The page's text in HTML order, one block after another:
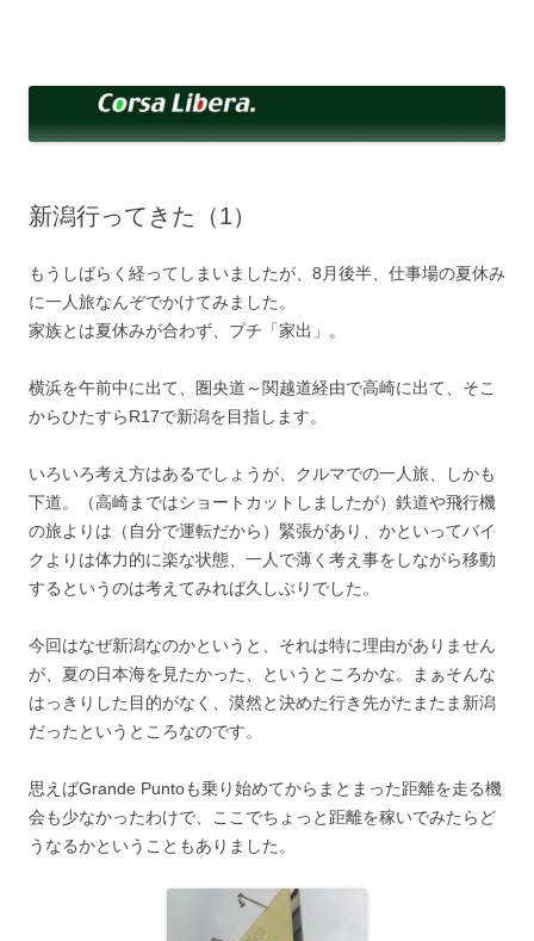
へ
ッ
新潟行ってきた（1）
もうしばらく経ってしまいましたが、8月後半、仕事場の夏休み
に一人旅なんぞでかけてみました。
家族とは夏休みが合わず、プチ「家出」。
横浜を午前中に出て、圏央道～関越道経由で高崎に出て、そこ
からひたすらR17で新潟を目指します。
いろいろ考え方はあるでしょうが、クルマでの一人旅、しかも
下道。（高崎まではショートカットしましたが）鉄道や飛行機
の旅よりは（自分で運転だから）緊張があり、かといってバイ
クよりは体力的に楽な状態、一人で薄く考え事をしながら移動
するというのは考えてみれば久しぶりでした。
今回はなぜ新潟なのかというと、それは特に理由がありません
が、夏の日本海を見たかった、というところかな。まぁそんな
はっきりした目的がなく、漠然と決めた行き先がたまたま新潟
だったというところなのです。
思えばGrande Puntoも乗り始めてからまとまった距離を走る機
会も少なかったわけで、ここでちょっと距離を稼いでみたらど
うなるかということもありました。